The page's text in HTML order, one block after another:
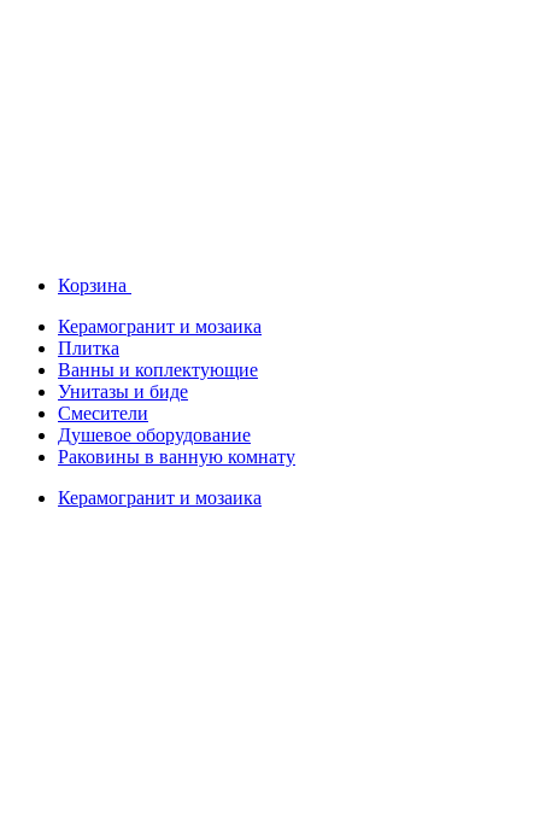
Корзина
Керамогранит и мозаика
Плитка
Ванны и коплектующие
Унитазы и биде
Смесители
Душевое оборудование
Раковины в ванную комнату
Керамогранит и мозаика